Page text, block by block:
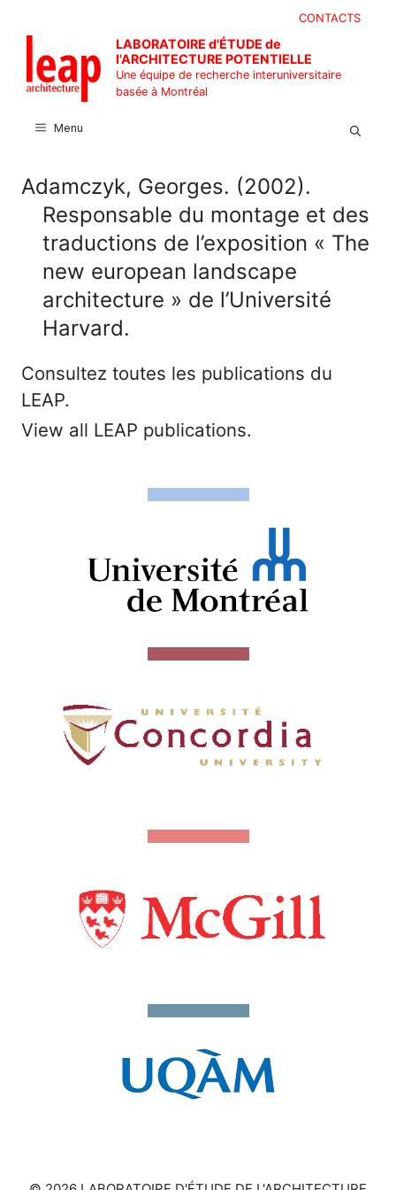
contenu
CONTACTS
LABORATOIRE d'ÉTUDE de
l'ARCHITECTURE POTENTIELLE
Une équipe de recherche interuniversitaire
basée à Montréal
Menu
Adamczyk, Georges. (2002).
Responsable du montage et des
traductions de l’exposition « The
new european landscape
architecture » de l’Université
Harvard.
Consultez toutes les publications du
LEAP.
View all LEAP publications.